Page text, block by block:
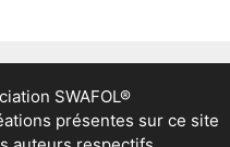
SWAFOL®
présentes sur ce site